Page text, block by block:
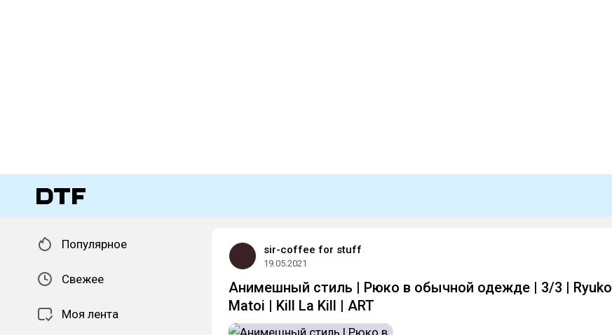
Популярное
Свежее
Моя лента
sir-coffee for stuff
19.05.2021
Анимешный стиль | Рюко в обычной одежде | 3/3 | Ryuko
Matoi | Kill La Kill | ART